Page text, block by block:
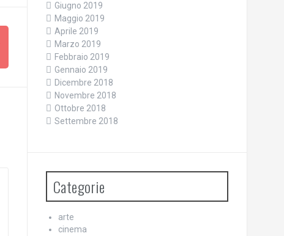
Giugno 2019
Maggio 2019
Aprile 2019
Marzo 2019
Febbraio 2019
Gennaio 2019
Dicembre 2018
Novembre 2018
Ottobre 2018
Settembre 2018
Categorie
arte
cinema